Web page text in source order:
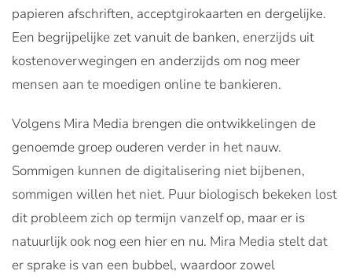
papieren afschriften, acceptgirokaarten en dergelijke.
Een begrijpelijke zet vanuit de banken, enerzijds uit
kostenoverwegingen en anderzijds om nog meer
mensen aan te moedigen online te bankieren.
Volgens Mira Media brengen die ontwikkelingen de
genoemde groep ouderen verder in het nauw.
Sommigen kunnen de digitalisering niet bijbenen,
sommigen willen het niet. Puur biologisch bekeken lost
dit probleem zich op termijn vanzelf op, maar er is
natuurlijk ook nog een hier en nu. Mira Media stelt dat
er sprake is van een bubbel, waardoor zowel